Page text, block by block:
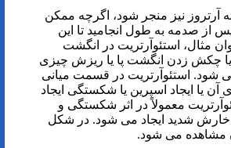
نیز منجر شود، اگرچه ممکن
از صدمه به طول انجامید تا این
مثال، استئوآرتریت در انگشت
یا چکش زدن انگشت پا یا ریزش چیزی
شود. استئوآرتریت در قسمت میانی
آن یا ایجاد اسپرین یا شکستگی ایجاد
معمولاً در اثر شکستگی و
شدید ایجاد می شود. در شکل